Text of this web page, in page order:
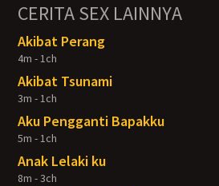
CERITA SEX LAINNYA
Akibat Perang
4m - 1ch
Akibat Tsunami
3m - 1ch
Aku Pengganti Bapakku
5m - 1ch
Anak Lelaki ku
8m - 3ch